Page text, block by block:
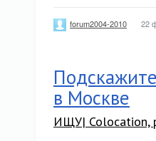
forum2004-2010 22
в Москве
ИЩУ| Colocation,